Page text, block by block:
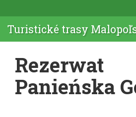
Turistické trasy
Rezerwat
Panieńska